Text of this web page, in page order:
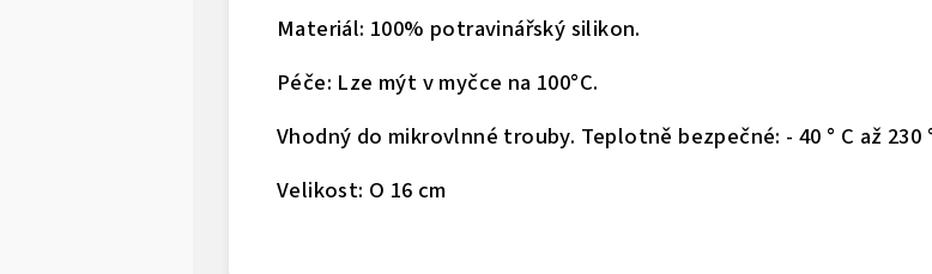
Materiál: 100% potravinářský silikon.
Péče: Lze mýt v myčce na 100°C.
Vhodný do mikrovlnné trouby. Teplotně bezpečné: - 40 ° C až 230
Velikost: O 16 cm